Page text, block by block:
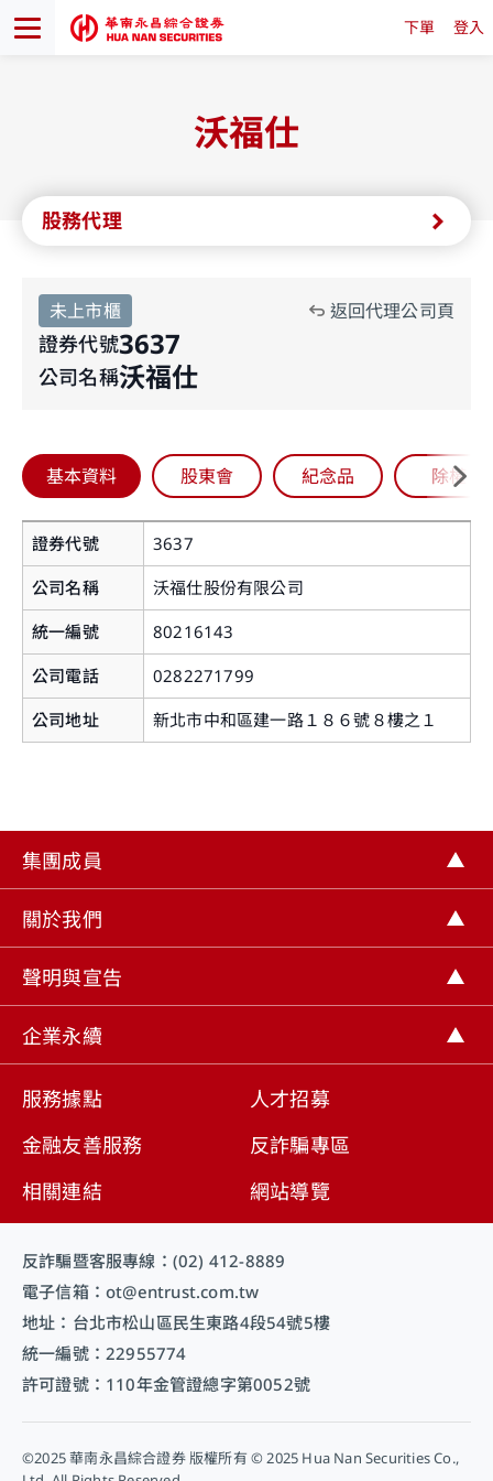
下單 登入
沃福仕
股務代理
未上市櫃
證券代號3637
公司名稱沃福仕
返回代理公司頁
基本資料 股東會 紀念品 除權
證券代號
3637
公司名稱
沃福仕股份有限公司
統一編號
80216143
公司電話
0282271799
公司地址
新北市中和區建一路１８６號８樓之１
集團成員
關於我們
聲明與宣告
企業永續
服務據點
人才招募
金融友善服務
反詐騙專區
相關連結
網站導覽
反詐騙暨客服專線：(02) 412-8889
電子信箱：ot@entrust.com.tw
地址：台北市松山區民生東路4段54號5樓
統一編號：22955774
許可證號：110年金管證總字第0052號
©2025 華南永昌綜合證券 版權所有 © 2025 Hua Nan Securities Co.,
您即將離開華南永昌證券官網
之個人資料皆不適用本公司隱私權聲明之涵蓋範
圍。